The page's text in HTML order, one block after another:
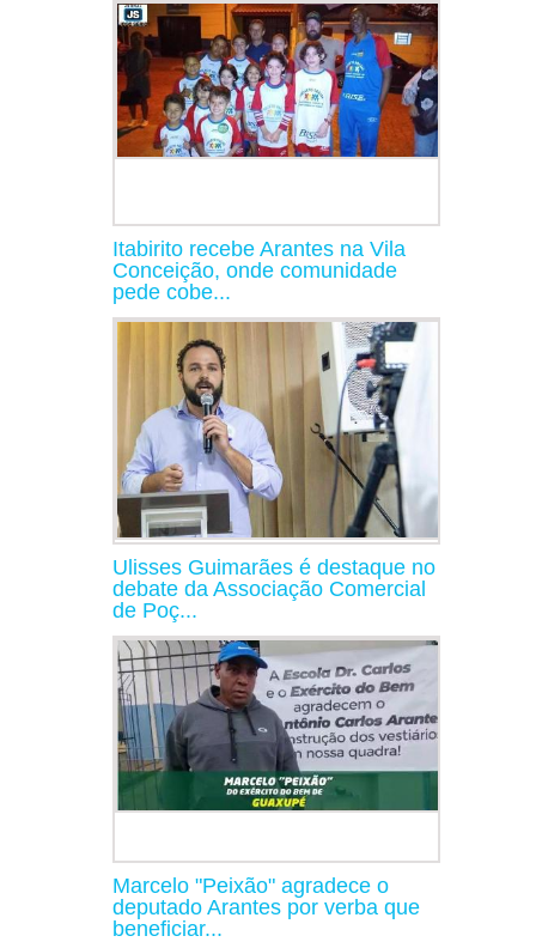
Itabirito recebe Arantes na Vila
Conceição, onde comunidade
pede cobe...
Ulisses Guimarães é destaque no
debate da Associação Comercial
de Poç...
Marcelo "Peixão" agradece o
deputado Arantes por verba que
beneficiar...